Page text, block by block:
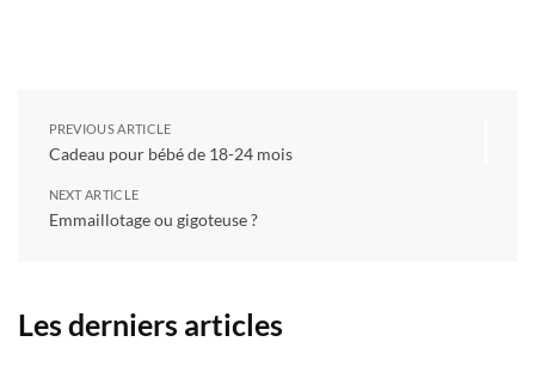
PREVIOUS ARTICLE
Cadeau pour bébé de 18-24 mois
NEXT ARTICLE
Emmaillotage ou gigoteuse ?
Les derniers articles